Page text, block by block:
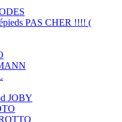
PAS CHER !!!! (
JOBY